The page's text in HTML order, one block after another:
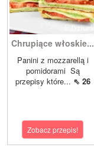
Chrupiące włoskie...
Panini z mozzarellą i
pomidorami Są
przepisy które... ⇖ 26
Zobacz przepis!